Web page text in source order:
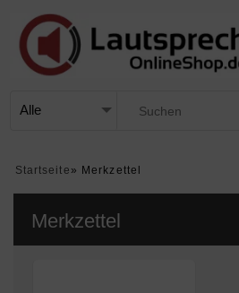
Startseite » Merkzettel
Merkzettel